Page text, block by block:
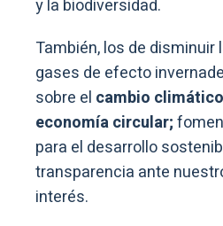
y la biodiversidad.
También, los de
gases de efecto
sobre el cambio
economía circular;
para el desarrollo
transparencia ante
interés.